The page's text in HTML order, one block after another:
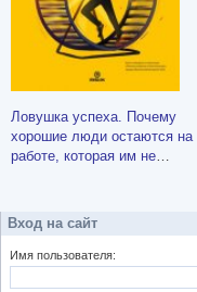
Ловушка успеха. Почему
хорошие люди остаются на
работе, которая им не
Вход на сайт
Имя пользователя: